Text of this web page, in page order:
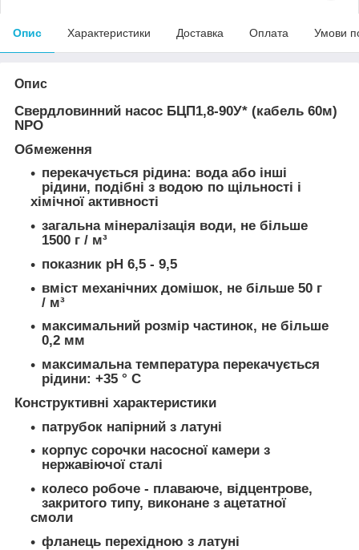
Опис Характеристики Доставка Оплата Умови
Опис
Свердловинний насос БЦП1,8-90У* (кабель 60м)
NPO
Обмеження
перекачується рідина: вода або інші
рідини, подібні з водою по щільності і
хімічної активності
загальна мінералізація води, не більше
1500 г / м³
показник рН 6,5 - 9,5
вміст механічних домішок, не більше 50 г
/ м³
максимальний розмір частинок, не більше
0,2 мм
максимальна температура перекачується
рідини: +35 ° С
Конструктивні характеристики
патрубок напірний з латуні
корпус сорочки насосної камери з
нержавіючої сталі
колесо робоче - плаваюче, відцентрове,
закритого типу, виконане з ацетатної
смоли
фланець перехідною з латуні